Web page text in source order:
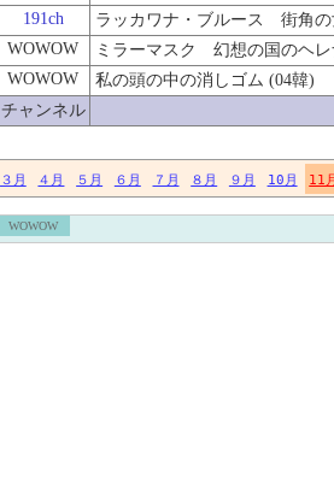
チャンネル
191ch ラッカワナ・ブルース 街角の
WOWOW ミラーマスク 幻想の国のヘレ
WOWOW 私の頭の中の消しゴム (04韓)
３月 ４月 ５月 ６月 ７月 ８月 ９月 10月 11
WOWOW